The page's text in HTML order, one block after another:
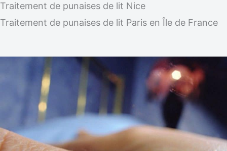
Traitement de punaises de lit Nice
Traitement de punaises de lit Paris en Île de France